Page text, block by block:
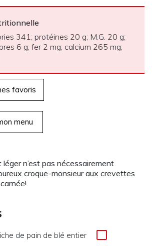
341; protéines 20 g; M.G. 20 g;
6 g; fer 2 mg; calcium 265 mg;
favoris
menu
n’est pas nécessairement
croque-monsieur aux crevettes
de pain de blé entier